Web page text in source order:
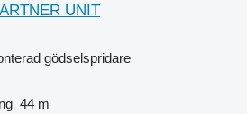
UNIT
gödselspridare
44 m